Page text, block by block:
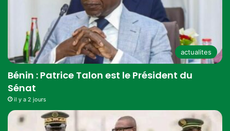
actualites
Bénin : Patrice Talon est le Président du
Sénat
il y a 2 jours